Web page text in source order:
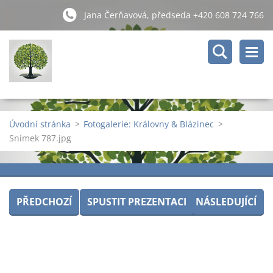
Jana Čerňavová, předseda +420 608 724 766
Úvodní stránka > Fotogalerie: Královny & Blázinec >
Snímek 787.jpg
PŘEDCHOZÍ SPUSTIT PREZENTACI NÁSLEDUJÍCÍ